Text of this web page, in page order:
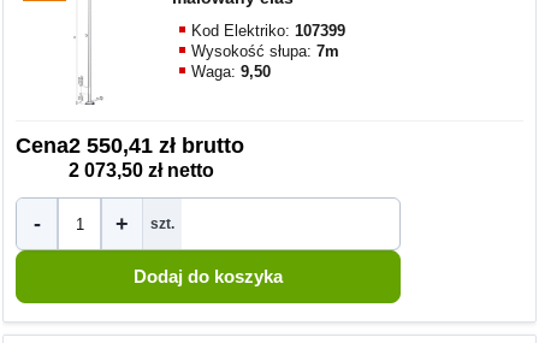
Kod Elektriko:107399
Wysokość słupa:7m
Waga:9,50
Cena2 550,41 zł brutto
2 073,50 zł netto
- + szt.